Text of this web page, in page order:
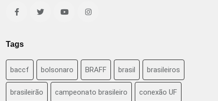
Tags
baccf bolsonaro BRAFF brasil brasileiros
brasileirão campeonato brasileiro conexão UF